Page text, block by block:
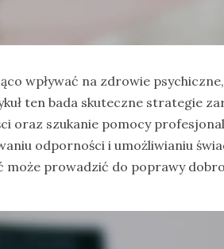
wpływać na zdrowie
ten bada skuteczne strategie
oraz szukanie pomocy
odporności i umożliwianiu
może prowadzić do poprawy